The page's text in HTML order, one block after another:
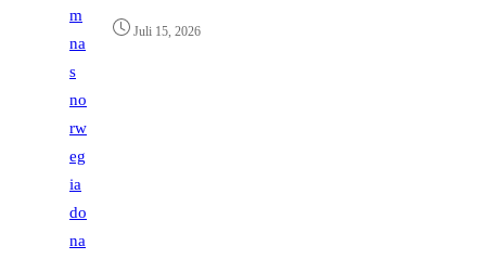
Juli 15, 2026